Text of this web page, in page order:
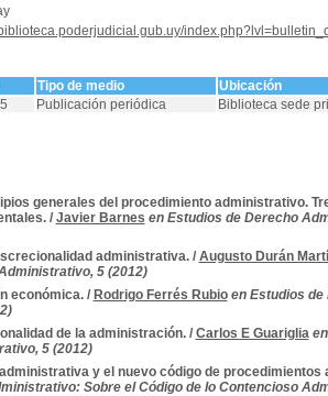
Tipo de medio Ubicación
Publicación periódica Biblioteca sede
generales del procedimiento administrativo.
/ Javier Barnes en Estudios de Derecho
administrativa./ Augusto Durán
5 (2012)
económica./ Rodrigo Ferrés Rubio en Estudios
de la administración./ Carlos E Guariglia
5 (2012)
y el nuevo código de
Sobre el Código de lo Contencioso